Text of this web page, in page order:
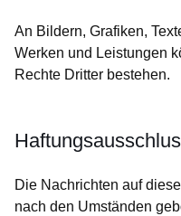
An Bildern, Grafiken,
Werken und Leistungen
Rechte Dritter bestehen.
Die Nachrichten auf
nach den Umständen